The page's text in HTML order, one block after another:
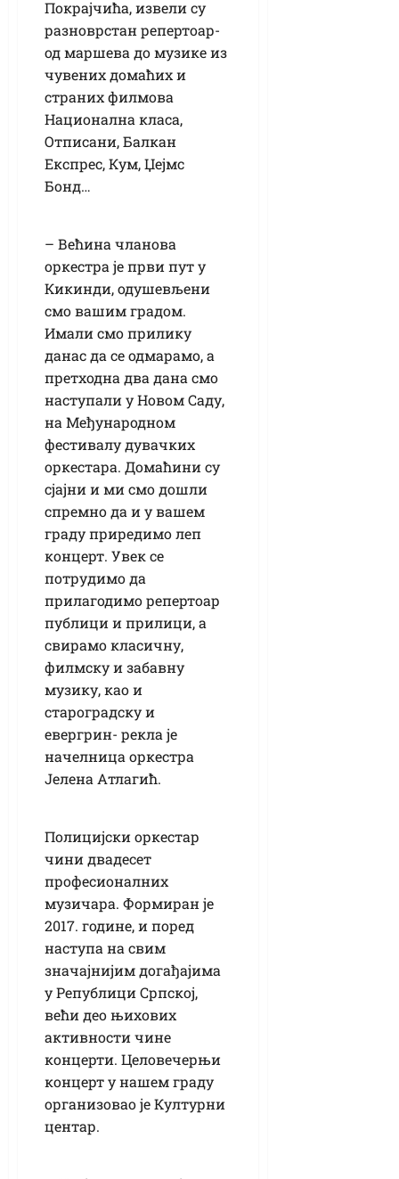
Покрајчића, извели су
разноврстан репертоар-
од маршева до музике из
чувених домаћих и
страних филмова
Национална класа,
Отписани, Балкан
Експрес, Кум, Џејмс
Бонд…
– Већина чланова
оркестра је први пут у
Кикинди, одушевљени
смо вашим градом.
Имали смо прилику
данас да се одмарамо, а
претходна два дана смо
наступали у Новом Саду,
на Међународном
фестивалу дувачких
оркестара. Домаћини су
сјајни и ми смо дошли
спремно да и у вашем
граду приредимо леп
концерт. Увек се
потрудимо да
прилагодимо репертоар
публици и прилици, а
свирамо класичну,
филмску и забавну
музику, као и
староградску и
евергрин- рекла је
начелница оркестра
Јелена Атлагић.
Полицијски оркестар
чини двадесет
професионалних
музичара. Формиран је
2017. године, и поред
наступа на свим
значајнијим догађајима
у Републици Српској,
већи део њихових
активности чине
концерти. Целовечерњи
концерт у нашем граду
организовао је Културни
центар.